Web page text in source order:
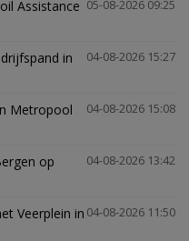
05-08-2026 09:25
Assistance
04-08-2026 15:27
in
04-08-2026 15:08
Metropool
04-08-2026 13:42
op
04-08-2026 11:50
Veerplein in